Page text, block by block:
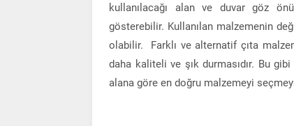
kullanılacağı alan ve duvar göz
gösterebilir. Kullanılan malzemenin
olabilir. Farklı ve alternatif çıta
daha kaliteli ve şık durmasıdır. Bu
alana göre en doğru malzemeyi